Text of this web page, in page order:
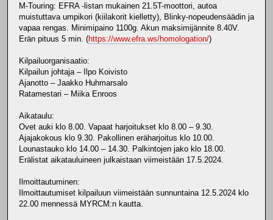
M-Touring: EFRA -listan mukainen 21.5T-moottori, autoa
muistuttava umpikori (kiilakorit kielletty), Blinky-nopeudensäädin ja
vapaa rengas. Minimipaino 1100g. Akun maksimijännite 8.40V.
Erän pituus 5 min. (https://www.efra.ws/homologation/)
Kilpailuorganisaatio:
Kilpailun johtaja – Ilpo Koivisto
Ajanotto – Jaakko Huhmarsalo
Ratamestari – Miika Enroos
Aikataulu:
Ovet auki klo 8.00. Vapaat harjoitukset klo 8.00 – 9.30.
Ajajakokous klo 9.30. Pakollinen eräharjoitus klo 10.00.
Lounastauko klo 14.00 – 14.30. Palkintojen jako klo 18.00.
Erälistat aikatauluineen julkaistaan viimeistään 17.5.2024.
Ilmoittautuminen:
Ilmoittautumiset kilpailuun viimeistään sunnuntaina 12.5.2024 klo
22.00 mennessä MYRCM:n kautta.